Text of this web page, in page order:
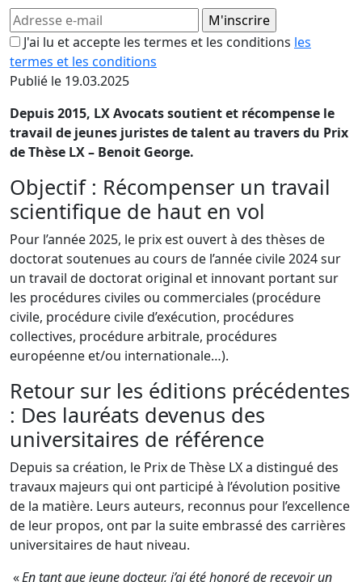
Publié le 19.03.2025
Depuis 2015, LX Avocats soutient et récompense le
travail de jeunes juristes de talent au travers du Prix
de Thèse LX – Benoit George.
Objectif : Récompenser un travail
scientifique de haut en vol
Pour l’année 2025, le prix est ouvert à des thèses de
doctorat soutenues au cours de l’année civile 2024 sur
un travail de doctorat original et innovant portant sur
les procédures civiles ou commerciales (procédure
civile, procédure civile d’exécution, procédures
collectives, procédure arbitrale, procédures
européenne et/ou internationale…).
Retour sur les éditions précédentes
: Des lauréats devenus des
universitaires de référence
Depuis sa création, le Prix de Thèse LX a distingué des
travaux majeurs qui ont participé à l’évolution positive
de la matière. Leurs auteurs, reconnus pour l’excellence
de leur propos, ont par la suite embrassé des carrières
universitaires de haut niveau.
«En tant que jeune docteur, j’ai été honoré de recevoir un
J'ai lu et accepte les termes et les conditions les
termes et les conditions